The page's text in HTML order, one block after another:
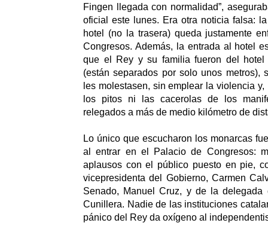
Fingen llegada con normalidad”,
oficial este lunes. Era otra noticia falsa:
hotel (no la trasera) queda justamente
Congresos. Además, la entrada al hotel
que el Rey y su familia fueron del hotel
(están separados por solo unos metros),
les molestasen, sin emplear la violencia
los pitos ni las cacerolas de los
relegados a más de medio kilómetro de
Lo único que escucharon los monarcas
al entrar en el Palacio de Congresos:
aplausos con el público puesto en pie,
vicepresidenta del Gobierno, Carmen
Senado, Manuel Cruz, y de la delegada
Cunillera. Nadie de las instituciones
pánico del Rey da oxígeno al